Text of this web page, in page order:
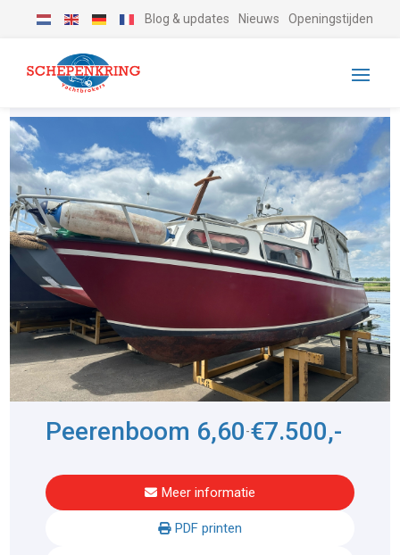
Blog & updates Nieuws Openingstijden
Peerenboom 6,60-€7.500,-
Meer informatie
PDF printen